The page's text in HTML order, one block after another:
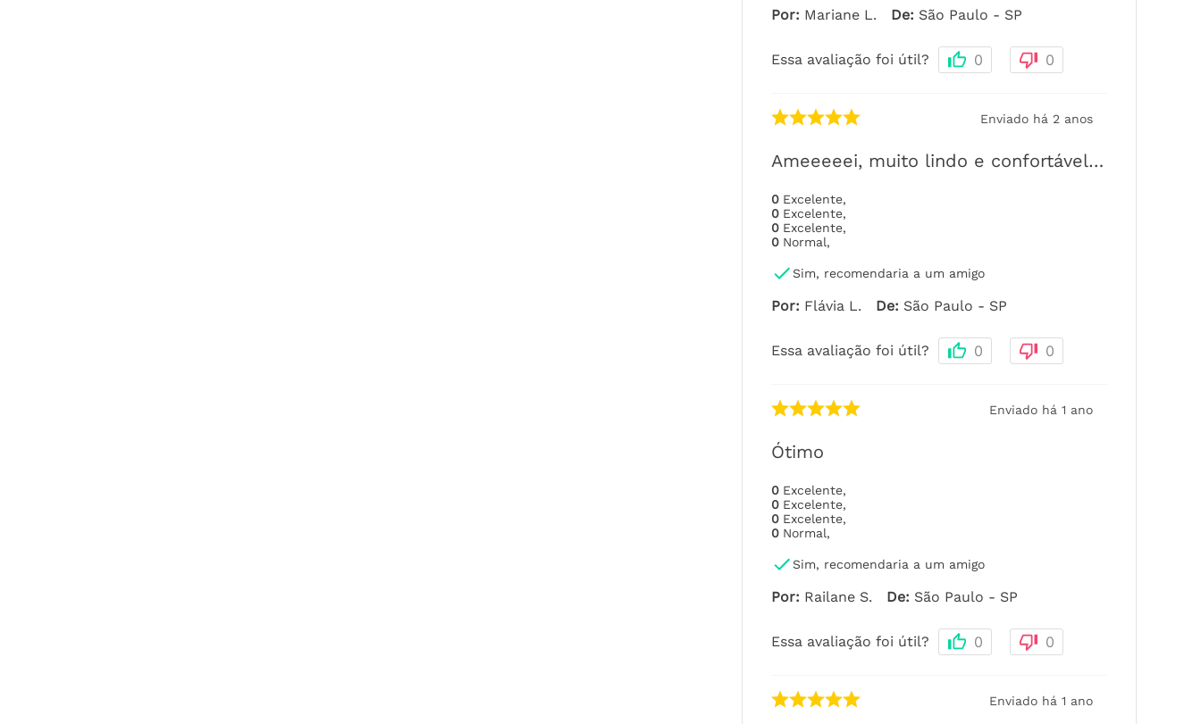
Por: Mariane L. De: São Paulo - SP
Essa avaliação foi útil? 0 0
Enviado há 2 anos
Ameeeeei, muito lindo e confortável…
0 Excelente,
0 Excelente,
0 Excelente,
0 Normal,
Sim, recomendaria a um amigo
Por: Flávia L. De: São Paulo - SP
Essa avaliação foi útil? 0 0
Enviado há 1 ano
Ótimo
0 Excelente,
0 Excelente,
0 Excelente,
0 Normal,
Sim, recomendaria a um amigo
Por: Railane S. De: São Paulo - SP
Essa avaliação foi útil? 0 0
Enviado há 1 ano